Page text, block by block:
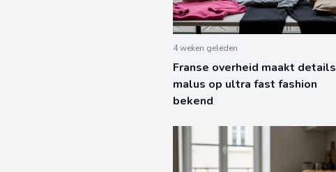
4 weken geleden
Franse overheid maakt details
malus op ultra fast fashion
bekend